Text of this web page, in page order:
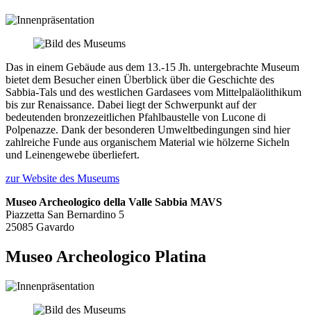
Das in einem Gebäude aus dem 13.-15 Jh. untergebrachte Museum
bietet dem Besucher einen Überblick über die Geschichte des
Sabbia-Tals und des westlichen Gardasees vom Mittelpaläolithikum
bis zur Renaissance. Dabei liegt der Schwerpunkt auf der
bedeutenden bronzezeitlichen Pfahlbaustelle von Lucone di
Polpenazze. Dank der besonderen Umweltbedingungen sind hier
zahlreiche Funde aus organischem Material wie hölzerne Sicheln
und Leinengewebe überliefert.
zur Website des Museums
Museo Archeologico della Valle Sabbia MAVS
Piazzetta San Bernardino 5
25085 Gavardo
Museo Archeologico Platina